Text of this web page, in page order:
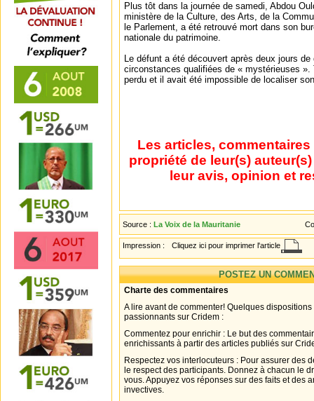
Plus tôt dans la journée de samedi, Abdou
ministère de la Culture, des Arts, de la
le Parlement, a été retrouvé mort dans son
nationale du patrimoine.
Le défunt a été découvert après deux jours
circonstances qualifiées de « mystérieuses
perdu et il avait été impossible de localiser
Les articles,
propriété de leur(s)
leur avis, opinion et
Source : La Voix de la Mauritanie
Impression : Cliquez ici pour imprimer l'article
POSTEZ UN
Charte des commentaires
A lire avant de commenter! Quelques
passionnants sur Cridem :
Commentez pour enrichir : Le but des
enrichissants à partir des articles publiés sur
Respectez vos interlocuteurs : Pour assurer des
le respect des participants. Donnez à chacun le
vous. Appuyez vos réponses sur des faits et des
invectives.